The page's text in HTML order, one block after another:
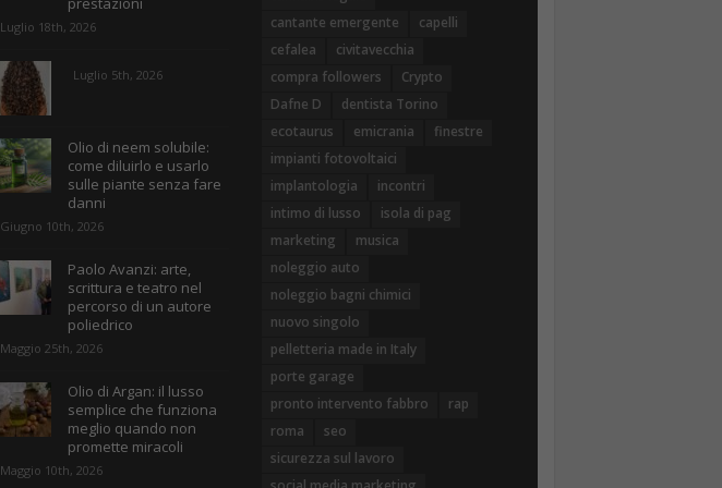
Luglio 18th, 2026
Luglio 5th, 2026
Olio di neem solubile:
come diluirlo e usarlo
sulle piante senza fare
danni
Giugno 10th, 2026
Paolo Avanzi: arte,
scrittura e teatro nel
percorso di un autore
poliedrico
Maggio 25th, 2026
Olio di Argan: il lusso
semplice che funziona
meglio quando non
promette miracoli
Maggio 10th, 2026
cantante emergente
capelli
cefalea
civitavecchia
compra followers
Crypto
Dafne D
dentista Torino
ecotaurus
emicrania
finestre
impianti fotovoltaici
implantologia
incontri
intimo di lusso
isola di pag
marketing
musica
noleggio auto
noleggio bagni chimici
nuovo singolo
pelletteria made in Italy
porte garage
pronto intervento fabbro
rap
roma
seo
sicurezza sul lavoro